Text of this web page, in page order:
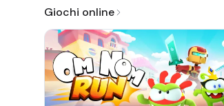
Giochi online